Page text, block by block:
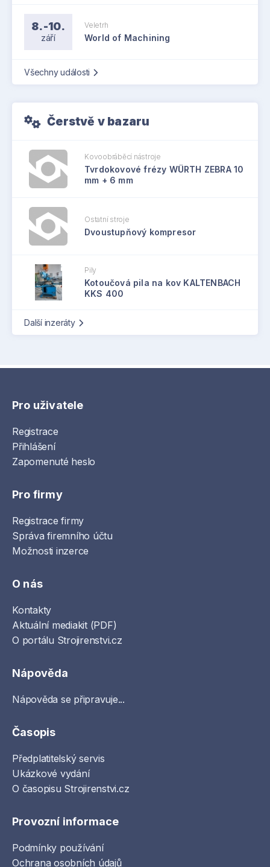
8.-10.
září
Veletrh
World of Machining
Všechny události
Čerstvě v bazaru
Kovoobráběcí nástroje
Tvrdokovové frézy WÜRTH ZEBRA 10
mm + 6 mm
Ostatní stroje
Dvoustupňový kompresor
Pily
Kotoučová pila na kov KALTENBACH
KKS 400
Další inzeráty
Pro uživatele
Registrace
Přihlášení
Zapomenuté heslo
Pro firmy
Registrace firmy
Správa firemního účtu
Možnosti inzerce
O nás
Kontakty
Aktuální mediakit (PDF)
O portálu Strojirenstvi.cz
Nápověda
Nápověda se připravuje...
Časopis
Předplatitelský servis
Ukázkové vydání
O časopisu Strojirenstvi.cz
Provozní informace
Podmínky používání
Ochrana osobních údajů